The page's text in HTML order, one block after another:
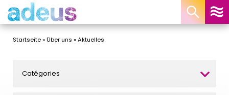
Startseite»Über uns »Aktuelles
Catégories
Cookie-Einstellungen